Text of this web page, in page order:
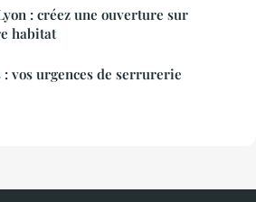
: créez une ouverture sur
habitat
vos urgences de serrurerie